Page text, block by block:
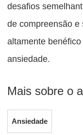
desafios
de compreensão e
altamente
ansiedade.
Mais sobre o
Ansiedade